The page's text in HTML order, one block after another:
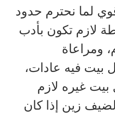
لما نحترم حدود
لازم تكون بأدب
ومراعاة
فيه عادات،
بيت غيره لازم
زين إذا كان